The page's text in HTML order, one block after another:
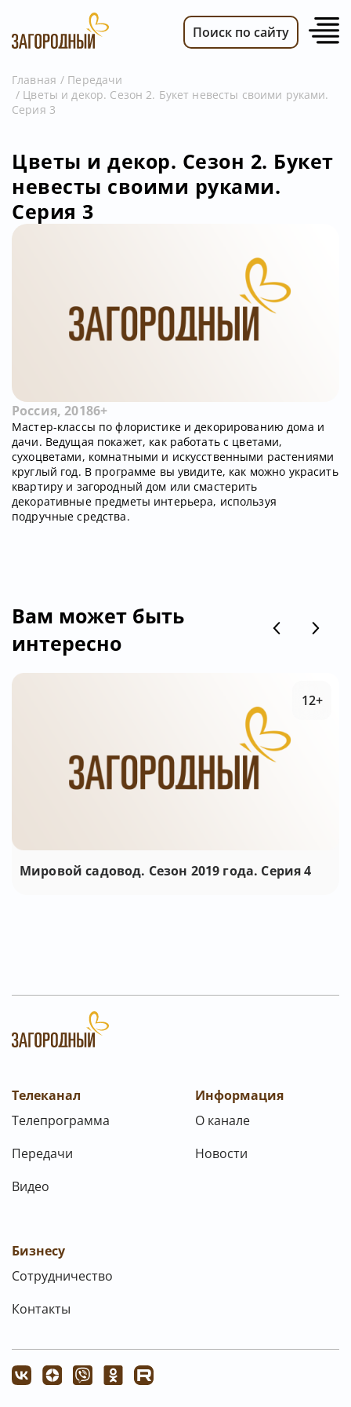
ВИДЕО
ПЕРЕДАЧИ
ТЕЛЕПРОГРАММА
Поиск по сайту
Главная
Передачи
Цветы и декор. Сезон 2. Букет невесты своими руками.
Серия 3
Цветы и декор. Сезон 2. Букет
невесты своими руками.
Серия 3
Россия, 20186+
Мастер-классы по флористике и декорированию дома и
дачи. Ведущая покажет, как работать с цветами,
сухоцветами, комнатными и искусственными растениями
круглый год. В программе вы увидите, как можно украсить
квартиру и загородный дом или смастерить
декоративные предметы интерьера, используя
подручные средства.
Вам может быть
интересно
Мировой садовод. Сезон 2019 года. Серия 4
12+
Телеканал
Телепрограмма
Передачи
Видео
Информация
О канале
Новости
Бизнесу
Сотрудничество
Контакты